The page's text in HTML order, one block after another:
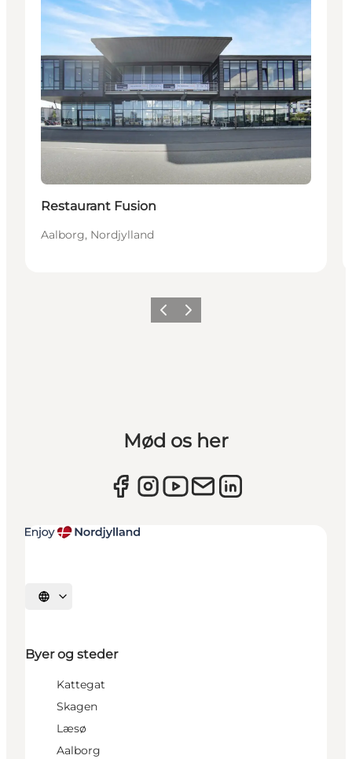
Restaurant Fusion
Aalborg, Nordjylland
ForrigeNæste
Mød os her
Vælg sprog
Byer og steder
Kattegat
Skagen
Læsø
Aalborg